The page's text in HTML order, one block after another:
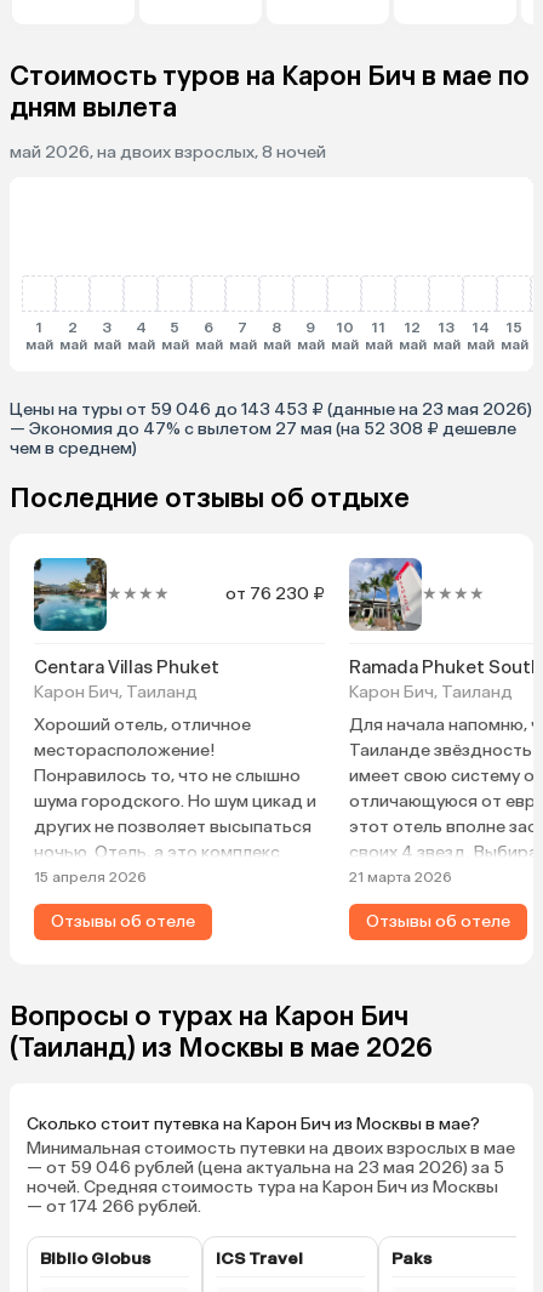
Стоимость туров на Карон Бич в мае по
дням вылета
май 2026, на двоих взрослых, 8 ночей
1
май
2
май
3
май
4
май
5
май
6
май
7
май
8
май
9
май
10
май
11
май
12
май
13
май
14
май
15
май
Цены на туры от 59 046 до 143 453 ₽ (данные на 23 мая 2026)
— Экономия до 47% с вылетом 27 мая (на 52 308 ₽ дешевле
чем в среднем)
Последние отзывы об отдыхе
★★★★ от 76 230 ₽
Centara Villas Phuket
Карон Бич, Таиланд
Хороший отель, отличное
месторасположение!
Понравилось то, что не слышно
шума городского. Но шум цикад и
других не позволяет высыпаться
ночью. Отель, а это комплекс
домиков-шале расположен на
склоне, очень тяжело бегать
вверх-вниз по лестницам.
кухонь и напитков. Есть ресторан.
2 бассейна. Спа-комплекс для
всех видов массажа. Отношение
ходить по тропинке через лес
вниз по склону, время занимает 5–
7 минут. Подниматься тяжело.
Нам все понравилось.
15 апреля 2026
Отзывы об отеле
★★★★
Ramada Phuket
Карон Бич, Таиланд
Для начала напомню,
Таиланде звёздность
имеет свою систему
отличающуюся от
этот отель вполне
своих 4 звезд.
расположению, 1
инфраструктуры, 2
Оказался еще и
было немного, и даже
бассейна при
не сильно мешают. Но
какая. Расположение
через дорогу, в
температуре 29–35
маршруту номер —
Когда море было
21 марта 2026
Отзывы об отеле
Вопросы о турах на Карон Бич
(Таиланд) из Москвы в мае 2026
Сколько стоит путевка на Карон Бич из Москвы в мае?
Минимальная стоимость путевки на двоих взрослых в мае
— от 59 046 рублей (цена актуальна на 23 мая 2026) за 5
ночей. Средняя стоимость тура на Карон Бич из Москвы
— от 174 266 рублей.
Biblio Globus ICS Travel Paks